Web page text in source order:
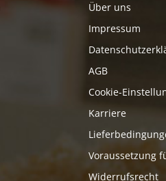
Über uns
Impressum
AGB
Cookie-
Karriere
Voraussetzung
Widerrufsrecht